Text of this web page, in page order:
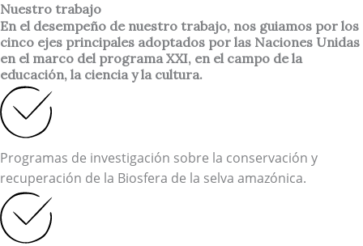
Nuestro trabajo
En el desempeño de nuestro trabajo, nos guiamos por los
cinco ejes principales adoptados por las Naciones Unidas
en el marco del programa XXI, en el campo de la
educación, la ciencia y la cultura.
Programas de investigación sobre la conservación y
recuperación de la Biosfera de la selva amazónica.